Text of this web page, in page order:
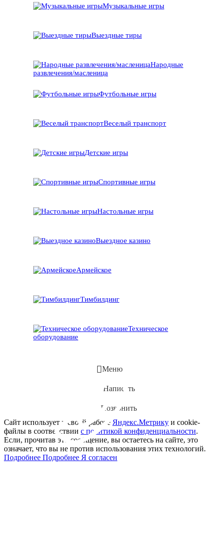
Музыкальные игры
Выездные тиры
Народные
развлечения/масленица
Футбольные игры
Веселый транспорт
Детские игры
Спортивные игры
Настольные игры
Выездное казино
Армейское
Тимбилдинг
Техническое
оборудование
Меню
Написать
Позвонить
Сайт использует в своей работе Яндекс.Метрику и cookie-
файлы в соответствии с политикой конфиденциальности.
Если, прочитав это сообщение, вы остаетесь на сайте, это
означает, что вы не против использования этих технологий.
Подробнее Подробнее Я согласен